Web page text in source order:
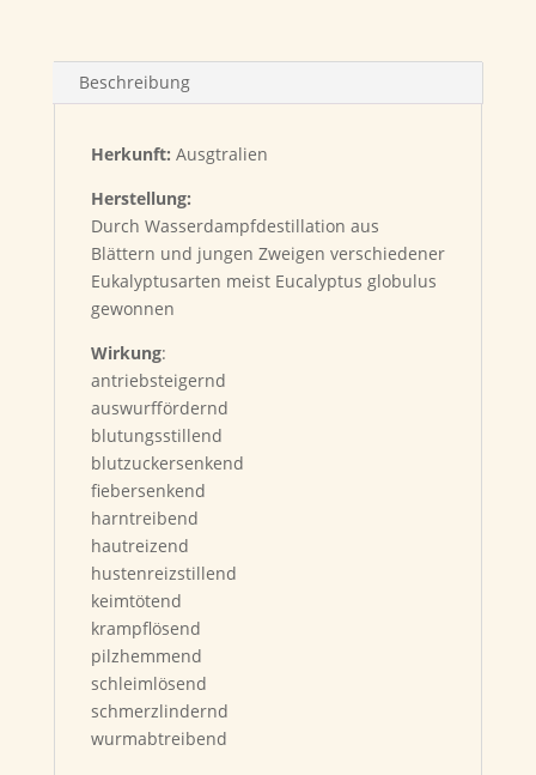
Beschreibung
Herkunft: Ausgtralien
Herstellung:
Durch Wasserdampfdestillation aus
Blättern und jungen Zweigen verschiedener
Eukalyptusarten meist Eucalyptus globulus
gewonnen
Wirkung:
antriebsteigernd
auswurffördernd
blutungs­stillend
blutzuckersenkend
fiebersenkend
harntreibend
hautreizend
hustenreizstillend
keimtötend
krampflösend
pilzhemmend
schleimlösend
schmerzlindernd
wurm­abtreibend